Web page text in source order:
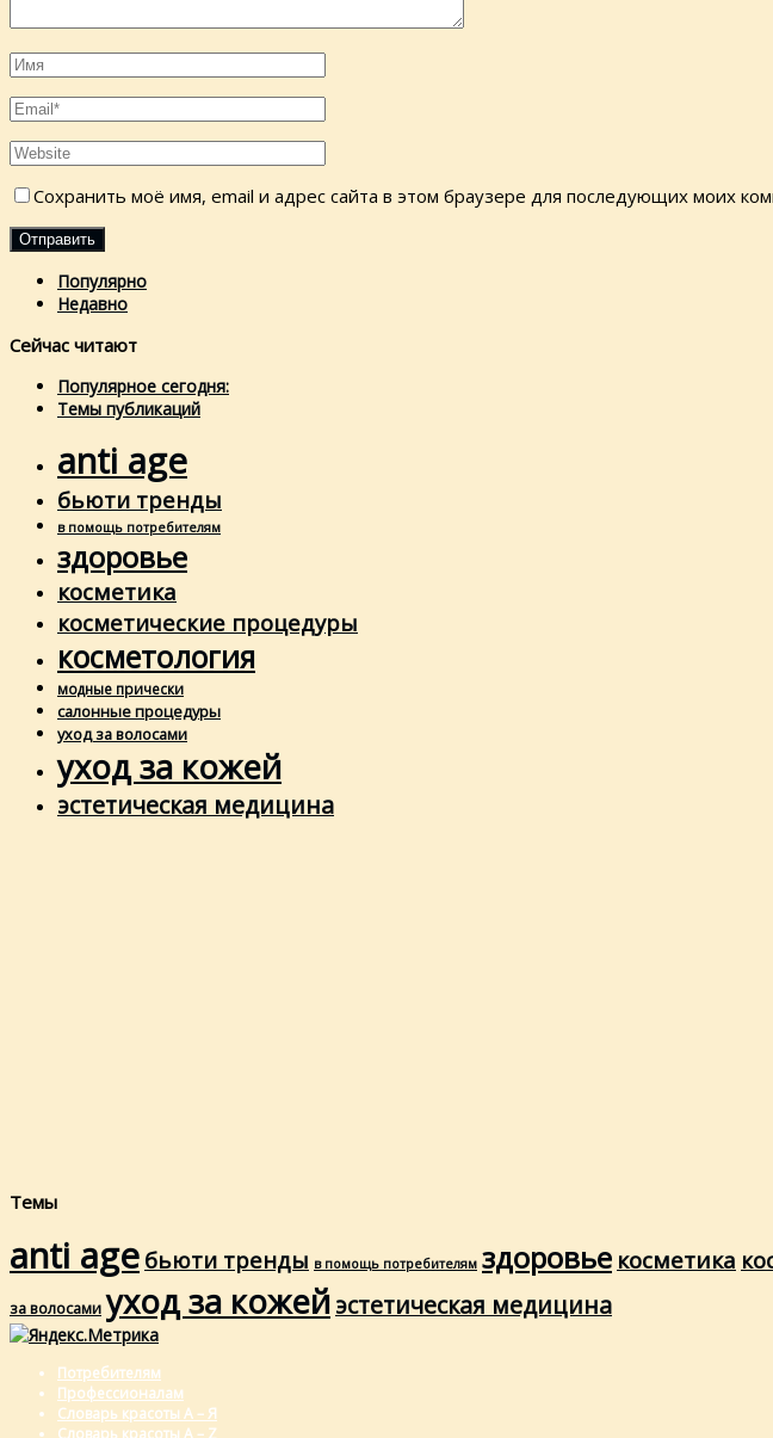
Сохранить моё имя, email и адрес сайта в этом браузере для последующих моих
Популярно
Недавно
Сейчас читают
Популярное сегодня:
Темы публикаций
anti age
бьюти тренды
в помощь потребителям
здоровье
косметика
косметические процедуры
косметология
модные прически
салонные процедуры
уход за волосами
уход за кожей
эстетическая медицина
Темы
anti age бьюти тренды в помощь потребителям здоровье косметика
за волосами уход за кожейэстетическая медицина
Потребителям
Профессионалам
Словарь красоты А – Я